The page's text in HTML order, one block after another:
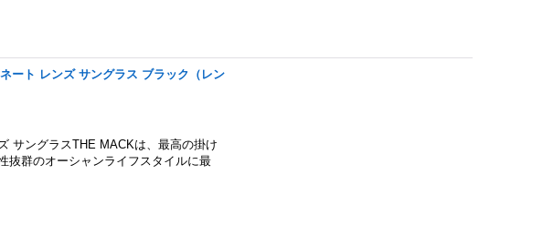
ート レンズ サングラス ブラック（レン
サングラスTHE MACKは、最高の掛け
抜群のオーシャンライフスタイルに最